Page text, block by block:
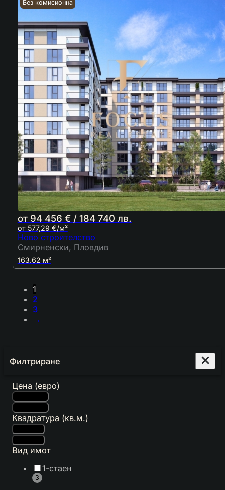
Без комисионна
от 94 456 € / 184 740 лв.
от 577,29 €/м²
Ново строителство
Смирненски, Пловдив
163.62 м²
1
2
3
→
Филтриране
Цена (евро)
Квадратура (кв.м.)
Вид имот
1-стаен
3